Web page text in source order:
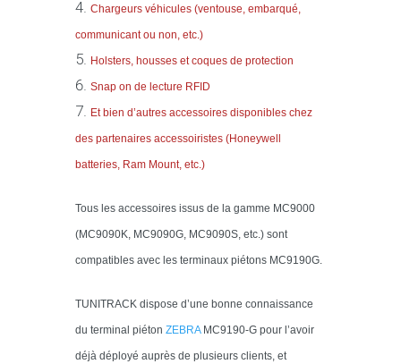
Chargeurs véhicules (ventouse, embarqué,
communicant ou non, etc.)
Holsters, housses et coques de protection
Snap on de lecture RFID
Et bien d’autres accessoires disponibles chez
des partenaires accessoiristes (Honeywell
batteries, Ram Mount, etc.)
Tous les accessoires issus de la gamme MC9000
(MC9090K, MC9090G, MC9090S, etc.) sont
compatibles avec les terminaux piétons MC9190G.
TUNITRACK dispose d’une bonne connaissance
du terminal piéton ZEBRAMC9190-G pour l’avoir
déjà déployé auprès de plusieurs clients, et